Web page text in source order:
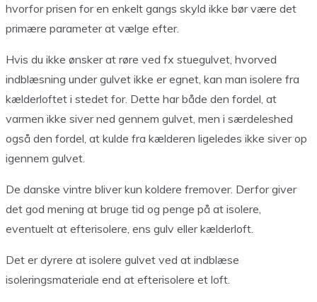
hvorfor prisen for en enkelt gangs skyld ikke bør være det
primære parameter at vælge efter.
Hvis du ikke ønsker at røre ved fx stuegulvet, hvorved
indblæsning under gulvet ikke er egnet, kan man isolere fra
kælderloftet i stedet for. Dette har både den fordel, at
varmen ikke siver ned gennem gulvet, men i særdeleshed
også den fordel, at kulde fra kælderen ligeledes ikke siver op
igennem gulvet.
De danske vintre bliver kun koldere fremover. Derfor giver
det god mening at bruge tid og penge på at isolere,
eventuelt at efterisolere, ens gulv eller kælderloft.
Det er dyrere at isolere gulvet ved at indblæse
isoleringsmateriale end at efterisolere et loft.